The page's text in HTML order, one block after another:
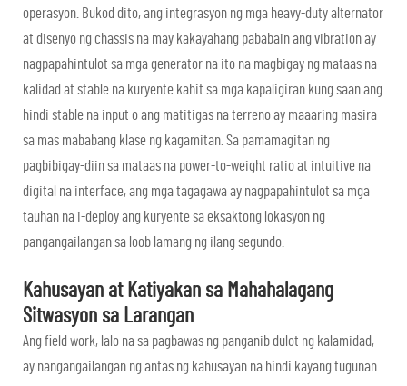
operasyon. Bukod dito, ang integrasyon ng mga heavy-duty alternator
at disenyo ng chassis na may kakayahang pababain ang vibration ay
nagpapahintulot sa mga generator na ito na magbigay ng mataas na
kalidad at stable na kuryente kahit sa mga kapaligiran kung saan ang
hindi stable na input o ang matitigas na terreno ay maaaring masira
sa mas mababang klase ng kagamitan. Sa pamamagitan ng
pagbibigay-diin sa mataas na power-to-weight ratio at intuitive na
digital na interface, ang mga tagagawa ay nagpapahintulot sa mga
tauhan na i-deploy ang kuryente sa eksaktong lokasyon ng
pangangailangan sa loob lamang ng ilang segundo.
Kahusayan at Katiyakan sa Mahahalagang
Sitwasyon sa Larangan
Ang field work, lalo na sa pagbawas ng panganib dulot ng kalamidad,
ay nangangailangan ng antas ng kahusayan na hindi kayang tugunan